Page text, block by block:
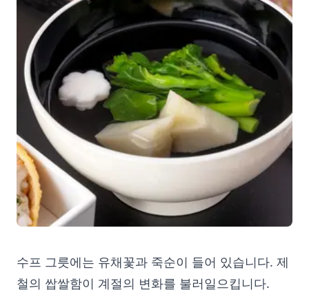
수프 그릇에는 유채꽃과 죽순이 들어 있습니다. 제
철의 쌉쌀함이 계절의 변화를 불러일으킵니다.